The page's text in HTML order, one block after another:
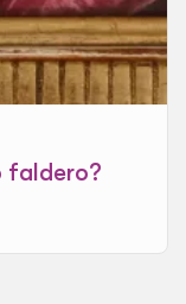
faldero?